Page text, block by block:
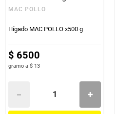
MAC POLLO
Hígado MAC POLLO x500 g
$ 6500
gramo a $ 13